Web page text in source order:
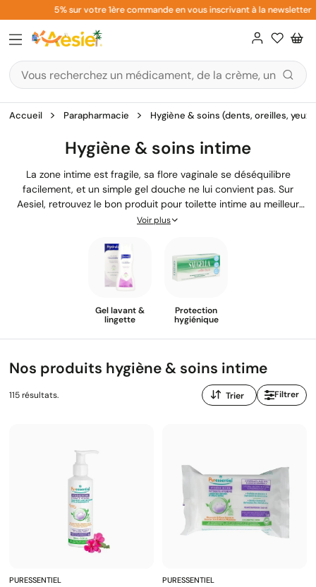
au
contenu
5% sur votre 1ère commande en vous inscrivant à la newsletter
Accueil Parapharmacie Hygiène & soins (dents, oreilles,
Hygiène & soins intime
La zone intime est fragile, sa flore vaginale se déséquilibre
facilement, et un simple gel douche ne lui convient pas. Sur
Aesiel, retrouvez le bon produit pour toilette intime au meilleur
prix : gels lavants doux, savons sans savon, mousses, huiles
pour une hygiène intime respectueuse au quotidien.
Voir plus
Gel lavant &
lingette
Protection
hygiénique
Nos produits hygiène & soins intime
115 résultats.
Trier
par
Filtrer
PURESSENTIEL PURESSENTIEL